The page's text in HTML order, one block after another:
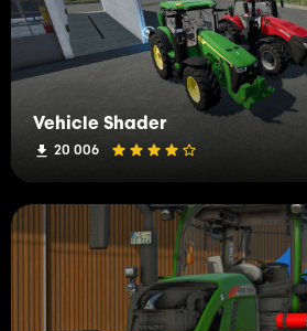
Vehicle Shader
20 006